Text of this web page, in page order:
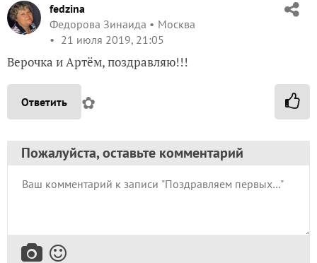
fedzina
Федорова Зинаида
Москва
21 июля 2019, 21:05
Верочка и Артём, поздравляю!!!
Ответить ✿
Пожалуйста, оставьте комментарий